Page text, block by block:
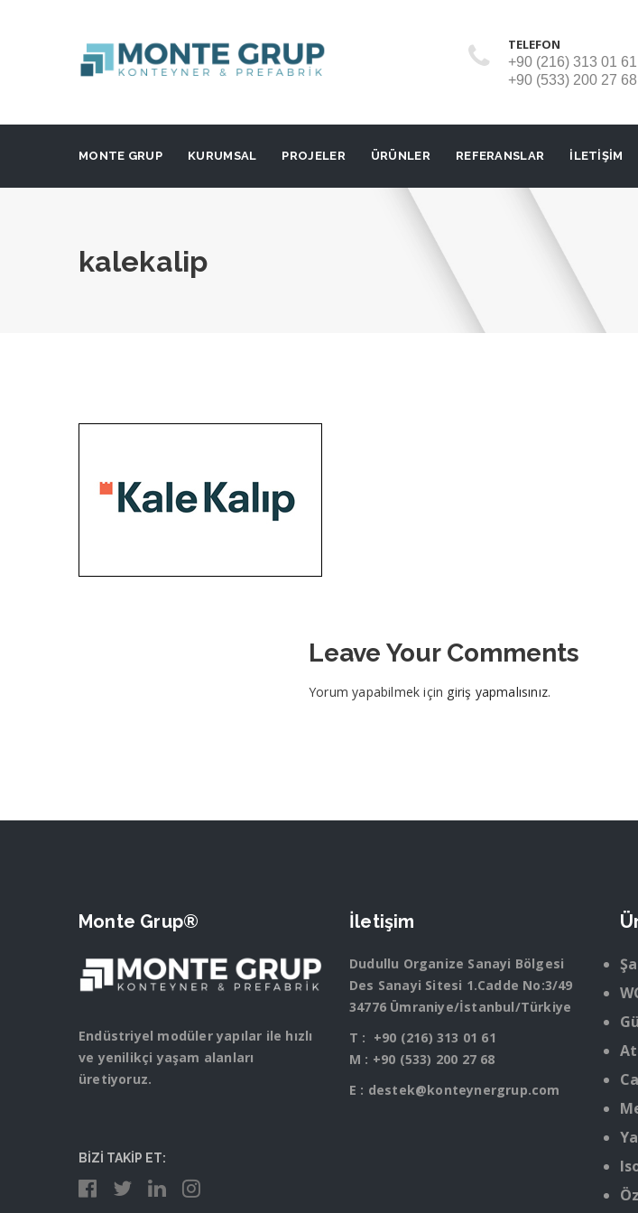
TELEFON
+90 (216) 313 01 61
+90 (533) 200 27 68
MONTE GRUP KURUMSAL PROJELER ÜRÜNLER REFERANSLAR İLETİŞİM
kalekalip
Leave Your Comments
Yorum yapabilmek için giriş yapmalısınız.
Monte Grup®
Endüstriyel modüler yapılar ile hızlı
ve yenilikçi yaşam alanları
üretiyoruz.
BİZİ TAKİP ET:
İletişim
Dudullu Organize Sanayi Bölgesi
Des Sanayi Sitesi 1.Cadde No:3/49
34776 Ümraniye/İstanbul/Türkiye
T : +90 (216) 313 01 61
M : +90 (533) 200 27 68
E : destek@konteynergrup.com